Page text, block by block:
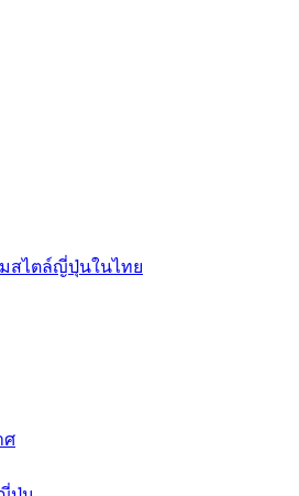
สไตล์ญี่ปุ่นในไทย
ศ